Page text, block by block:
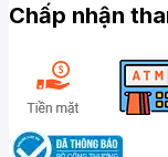
Chấp nhận